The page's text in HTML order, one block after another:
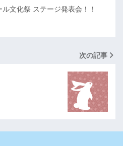
文化祭 ステージ発表会！！
次の記事